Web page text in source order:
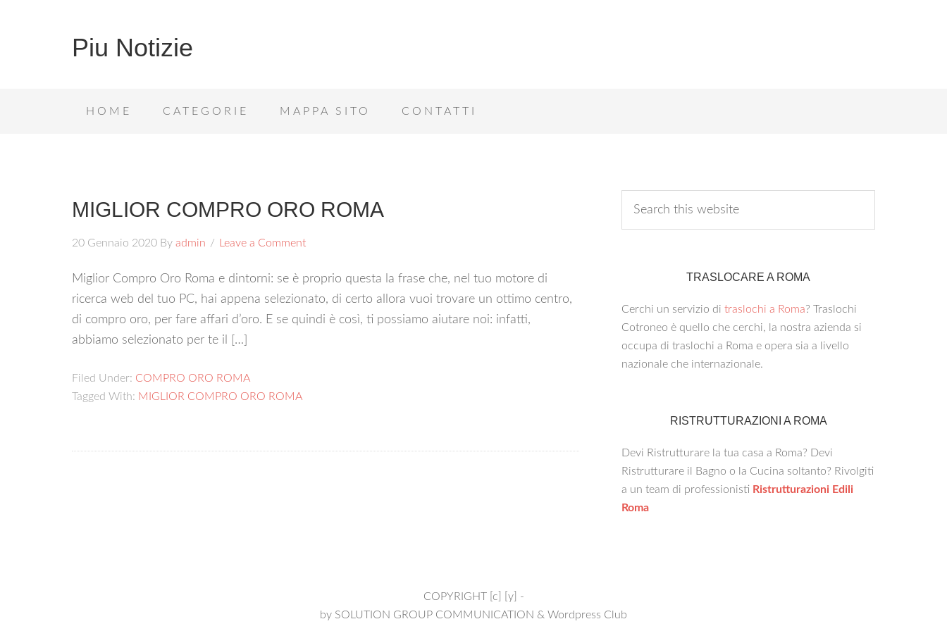
Piu Notizie
HOME CATEGORIE MAPPA SITO CONTATTI
MIGLIOR COMPRO ORO ROMA
20 Gennaio 2020 By admin Leave a Comment
Miglior Compro Oro Roma e dintorni: se è proprio questa la frase che, nel tuo motore di
ricerca web del tuo PC, hai appena selezionato, di certo allora vuoi trovare un ottimo centro,
di compro oro, per fare affari d’oro. E se quindi è così, ti possiamo aiutare noi: infatti,
abbiamo selezionato per te il […]
Filed Under: COMPRO ORO ROMA
Tagged With: MIGLIOR COMPRO ORO ROMA
TRASLOCARE A ROMA
Cerchi un servizio di traslochi a Roma? Traslochi
Cotroneo è quello che cerchi, la nostra azienda si
occupa di traslochi a Roma e opera sia a livello
nazionale che internazionale.
RISTRUTTURAZIONI A ROMA
Devi Ristrutturare la tua casa a Roma? Devi
Ristrutturare il Bagno o la Cucina soltanto? Rivolgiti
a un team di professionisti Ristrutturazioni Edili
Roma
COPYRIGHT [c] [y] -
by SOLUTION GROUP COMMUNICATION & Wordpress Club